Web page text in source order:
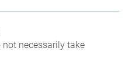
necessarily take